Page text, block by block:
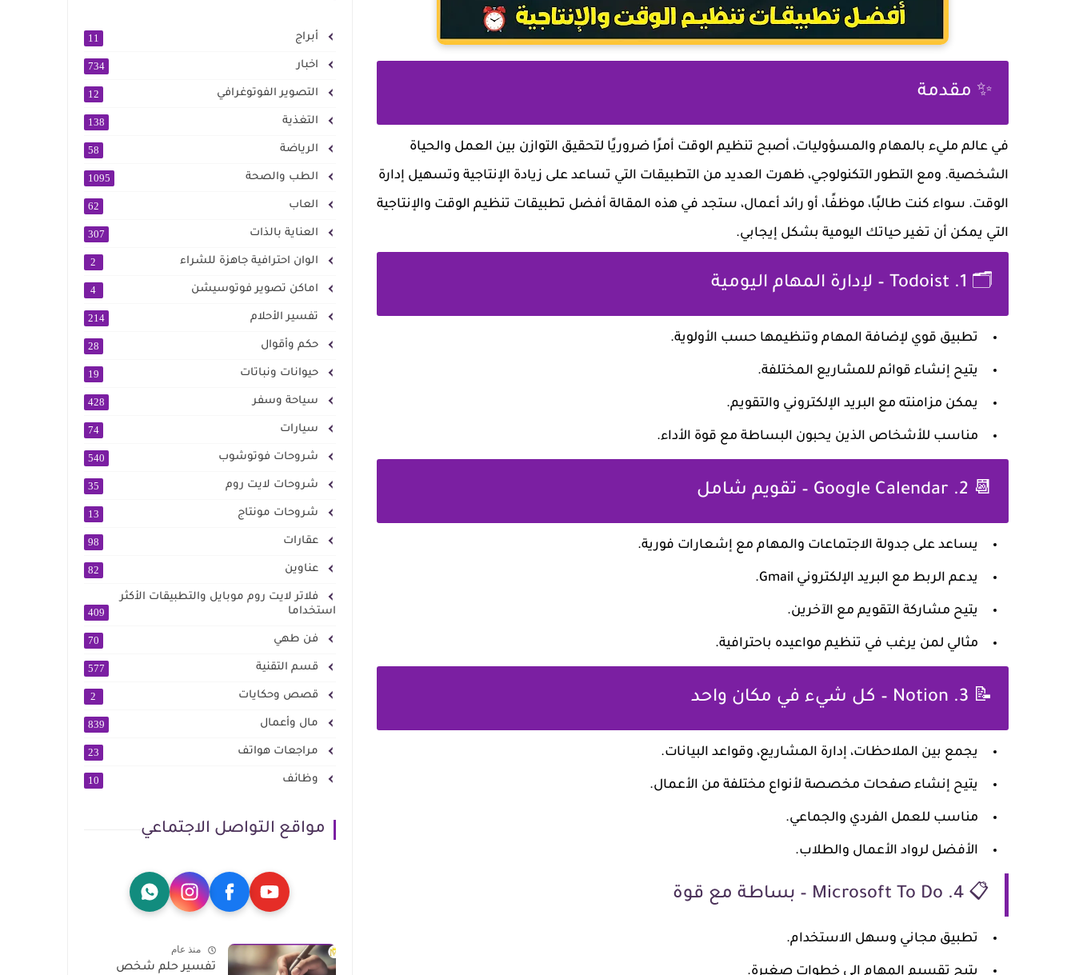
✨ مقدمة
في عالم مليء بالمهام والمسؤوليات، أصبح تنظيم الوقت أمرًا ضروريًا لتحقيق التوازن بين العمل والحياة
الشخصية. ومع التطور التكنولوجي، ظهرت العديد من التطبيقات التي تساعد على زيادة الإنتاجية وتسهيل إدارة
الوقت. سواء كنت طالبًا، موظفًا، أو رائد أعمال، ستجد في هذه المقالة أفضل تطبيقات تنظيم الوقت والإنتاجية
التي يمكن أن تغير حياتك اليومية بشكل إيجابي.
🗂️ 1. Todoist – لإدارة المهام اليومية
تطبيق قوي لإضافة المهام وتنظيمها حسب الأولوية.
يتيح إنشاء قوائم للمشاريع المختلفة.
يمكن مزامنته مع البريد الإلكتروني والتقويم.
مناسب للأشخاص الذين يحبون البساطة مع قوة الأداء.
📆 2. Google Calendar – تقويم شامل
يساعد على جدولة الاجتماعات والمهام مع إشعارات فورية.
يدعم الربط مع البريد الإلكتروني Gmail.
يتيح مشاركة التقويم مع الآخرين.
مثالي لمن يرغب في تنظيم مواعيده باحترافية.
📝 3. Notion – كل شيء في مكان واحد
يجمع بين الملاحظات، إدارة المشاريع، وقواعد البيانات.
يتيح إنشاء صفحات مخصصة لأنواع مختلفة من الأعمال.
مناسب للعمل الفردي والجماعي.
الأفضل لرواد الأعمال والطلاب.
📋 4. Microsoft To Do – بساطة مع قوة
تطبيق مجاني وسهل الاستخدام.
يتيح تقسيم المهام إلى خطوات صغيرة.
أبراج 11
اخبار 734
التصوير الفوتوغرافي 12
التغذية 138
الرياضة 58
الطب والصحة 1095
العاب 62
العناية بالذات 307
الوان احترافية جاهزة للشراء 2
اماكن تصوير فوتوسيشن 4
تفسير الأحلام 214
حكم وأقوال 28
حيوانات ونباتات 19
سياحة وسفر 428
سيارات 74
شروحات فوتوشوب 540
شروحات لايت روم 35
شروحات مونتاج 13
عقارات 98
عناوين 82
فلاتر لايت روم موبايل والتطبيقات الأكثر
استخداما
409
فن طهي 70
قسم التقنية 577
قصص وحكايات 2
مال وأعمال 839
مراجعات هواتف 23
وظائف 10
مواقع التواصل الاجتماعي
منذ عام
تفسير حلم شخص